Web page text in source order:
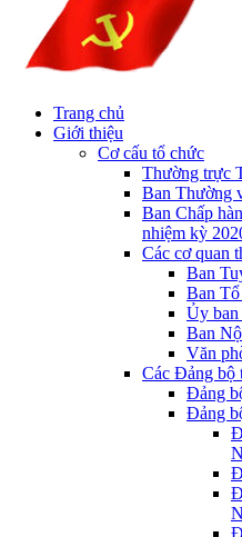
Trang chủ
Giới thiệu
Cơ cấu tổ chức
Thường trực
Ban Thường
Ban Chấp
nhiệm kỳ
Các cơ quan
Ban
Ban
Ủy ban
Ban
Văn
Các Đảng bộ
Đảng
Đảng